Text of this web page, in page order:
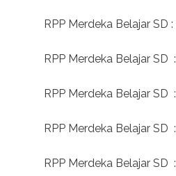
RPP Merdeka Belajar SD :
RPP Merdeka Belajar SD :
RPP Merdeka Belajar SD :
RPP Merdeka Belajar SD :
RPP Merdeka Belajar SD :